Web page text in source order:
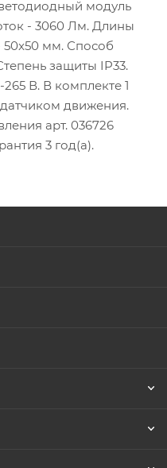
модуль
- 3060 Лм. Длины
50x50 мм. Способ
защиты IP33.
В. В комплекте 1
движения.
арт. 036726
3 год(а).